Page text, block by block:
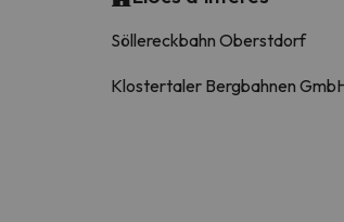
Söllereckbahn Oberstdorf
Klostertaler Bergbahnen